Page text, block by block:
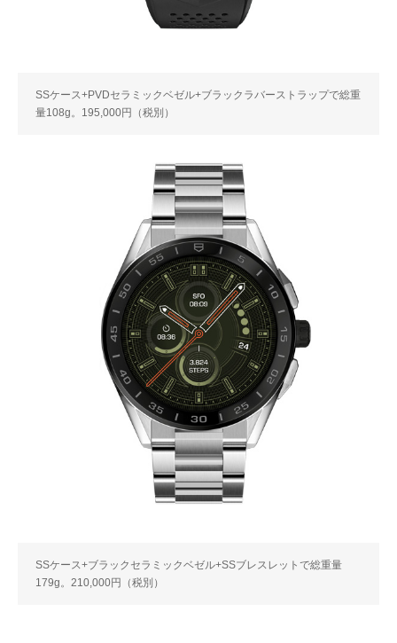
SSケース+PVDセラミックベゼル+ブラックラバーストラップで総重
量108g。195,000円（税別）
SSケース+ブラックセラミックベゼル+SSブレスレットで総重量
179g。210,000円（税別）